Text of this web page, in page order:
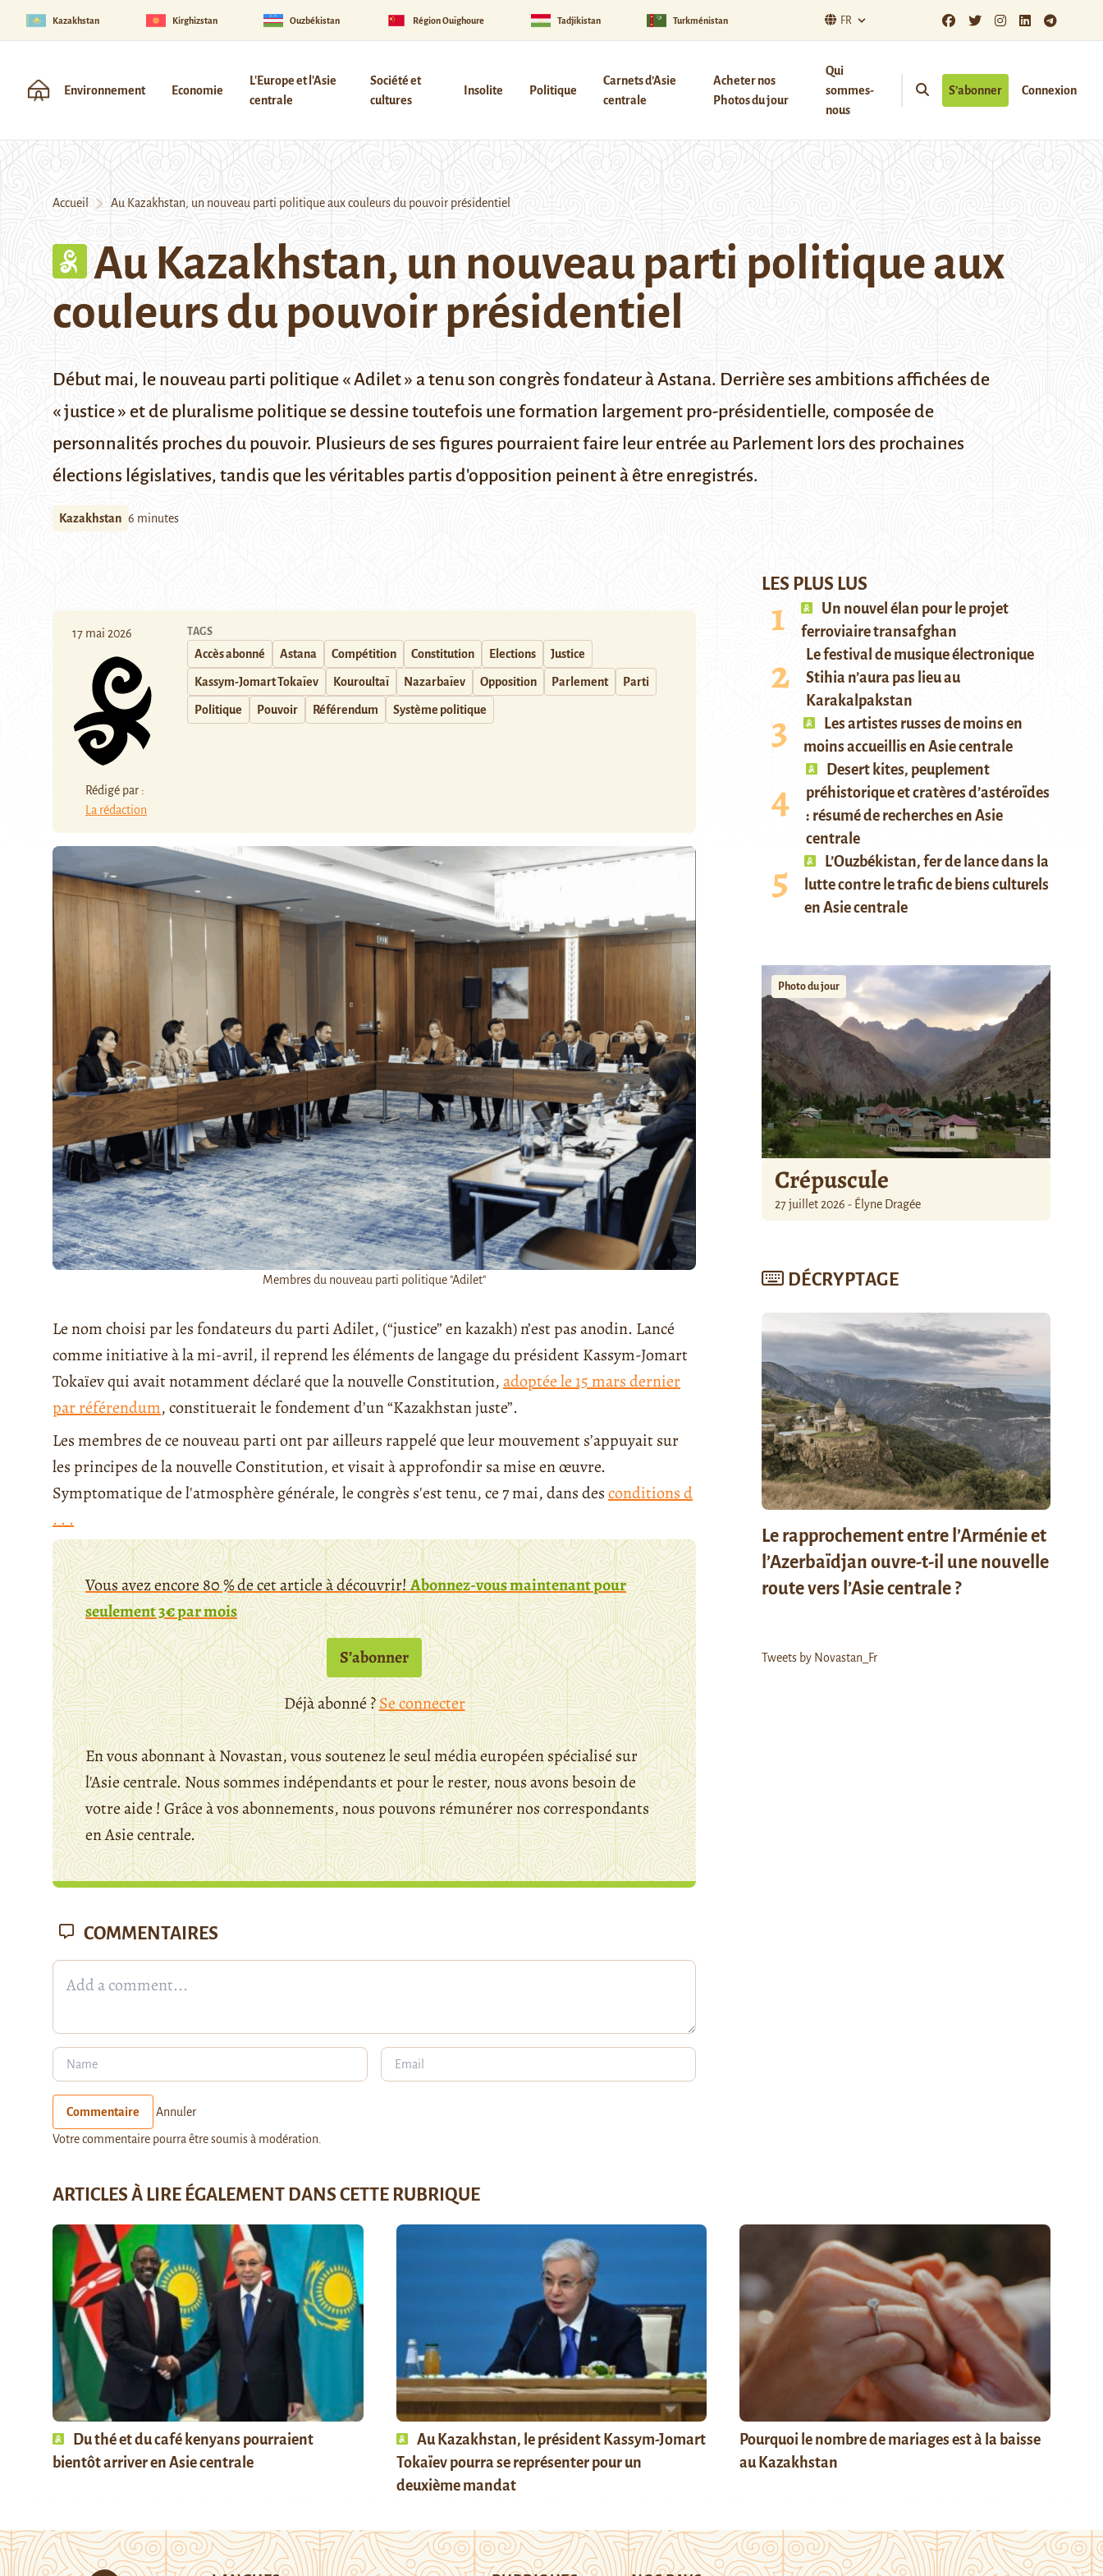
Kazakhstan Kirghizstan Ouzbékistan Région Ouïghoure Tadjikistan Turkménistan FR
Environnement Economie
L'Europe et l'Asie
centrale
Société et
cultures
Insolite Politique
Carnets d’Asie
centrale
Acheter nos
Photos du jour
Qui
sommes-
nous
S’abonner Connexion
Accueil Au Kazakhstan, un nouveau parti politique aux couleurs du pouvoir présidentiel
Au Kazakhstan, un nouveau parti politique aux
couleurs du pouvoir présidentiel
Début mai, le nouveau parti politique « Adilet » a tenu son congrès fondateur à Astana. Derrière ses ambitions affichées de
« justice » et de pluralisme politique se dessine toutefois une formation largement pro-présidentielle, composée de
personnalités proches du pouvoir. Plusieurs de ses figures pourraient faire leur entrée au Parlement lors des prochaines
élections législatives, tandis que les véritables partis d'opposition peinent à être enregistrés.
Kazakhstan 6 minutes
17 mai 2026
Rédigé par :
La rédaction
TAGS
Accès abonné Astana Compétition Constitution Elections Justice
Kassym-Jomart Tokaïev Kouroultaï Nazarbaïev Opposition Parlement Parti
Politique Pouvoir Référendum Système politique
Membres du nouveau parti politique "Adilet"
Le nom choisi par les fondateurs du parti Adilet, (“justice” en kazakh) n’est pas anodin. Lancé
comme initiative à la mi-avril, il reprend les éléments de langage du président Kassym-Jomart
Tokaïev qui avait notamment déclaré que la nouvelle Constitution,adoptée le 15 mars dernier
par référendum, constituerait le fondement d’un “Kazakhstan juste”.
Les membres de ce nouveau parti ont par ailleurs rappelé que leur mouvement s’appuyait sur
les principes de la nouvelle Constitution, et visait à approfondir sa mise en œuvre.
Symptomatique de l'atmosphère générale, le congrès s'est tenu, ce 7 mai, dans desconditions d
. . .
Vous avez encore 80 % de cet article à découvrir!Abonnez-vous maintenant pour
seulement 3€ par mois
S’abonner
Déjà abonné ?Se connecter
En vous abonnant à Novastan, vous soutenez le seul média européen spécialisé sur
l'Asie centrale. Nous sommes indépendants et pour le rester, nous avons besoin de
votre aide ! Grâce à vos abonnements, nous pouvons rémunérer nos correspondants
en Asie centrale.
LES PLUS LUS
Un nouvel élan pour le projet
ferroviaire transafghan
Le festival de musique électronique
Stihia n’aura pas lieu au
Karakalpakstan
Les artistes russes de moins en
moins accueillis en Asie centrale
Desert kites, peuplement
préhistorique et cratères d’astéroïdes
: résumé de recherches en Asie
centrale
L’Ouzbékistan, fer de lance dans la
lutte contre le trafic de biens culturels
en Asie centrale
Photo du jour
Crépuscule
27 juillet 2026 - Élyne Dragée
DÉCRYPTAGE
Le rapprochement entre l’Arménie et
l’Azerbaïdjan ouvre-t-il une nouvelle
route vers l’Asie centrale ?
Tweets by Novastan_Fr
COMMENTAIRES
Commentaire Annuler
Votre commentaire pourra être soumis à modération.
ARTICLES À LIRE ÉGALEMENT DANS CETTE RUBRIQUE
Du thé et du café kenyans pourraient
bientôt arriver en Asie centrale
Au Kazakhstan, le président Kassym-Jomart
Tokaïev pourra se représenter pour un
deuxième mandat
Pourquoi le nombre de mariages est à la baisse
au Kazakhstan